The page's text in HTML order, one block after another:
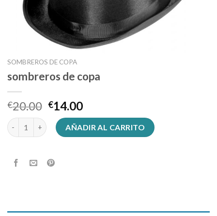
SOMBREROS DE COPA
sombreros de copa
€20.00 €14.00
sombreros de copa cantidadAÑADIR AL CARRITO